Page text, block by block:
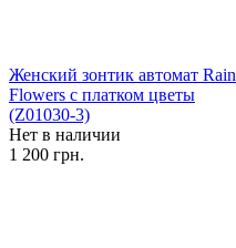
Женский зонтик автомат Rain
Flowers с платком цветы
(Z01030-3)
Нет в наличии
1 200 грн.